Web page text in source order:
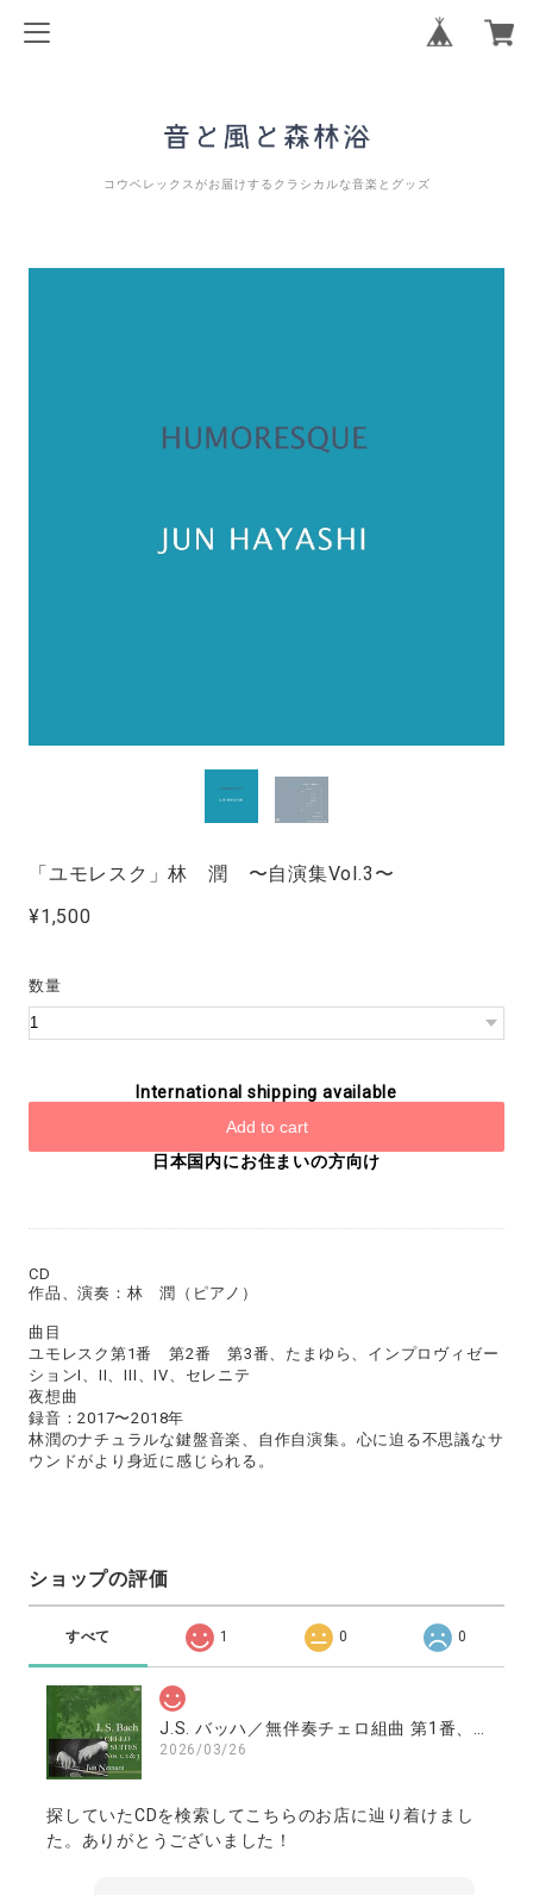
コウベレックスがお届けするクラシカルな音楽とグッズ
「ユモレスク」林 潤 〜自演集Vol.3〜
¥1,500
数量
International shipping available
Add to cart
日本国内にお住まいの方向け
CD
作品、演奏：林 潤（ピアノ）
曲目
ユモレスク第1番 第2番 第3番、たまゆら、インプロヴィゼー
ションI、II、III、IV、セレニテ
夜想曲
録音：2017〜2018年
林潤のナチュラルな鍵盤音楽、自作自演集。心に迫る不思議なサ
ウンドがより身近に感じられる。
ショップの評価
すべて 1 0 0
2026/03/26
探していたCDを検索してこちらのお店に辿り着けまし
た。ありがとうございました！